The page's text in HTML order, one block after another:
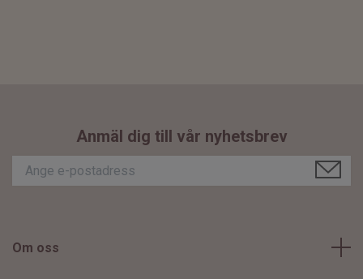
Anmäl dig till vår nyhetsbrev
Om oss